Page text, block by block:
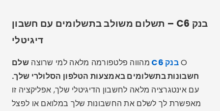
בנק C6 – תשלום משולב בתשלומים עם חשבון
דיגיטלי
Oבנק C6 מהווה פלטפורמה מלאה למי שרוצהשלם
חשבונות בתשלומים באמצעות הטלפון הסלולרי שלך.
עם אינטגרציה מלאה לחשבון הדיגיטלי שלך, אפליקציה זו
מאפשרת לך לשלם את החשבונות שלך במלואם או לפצל